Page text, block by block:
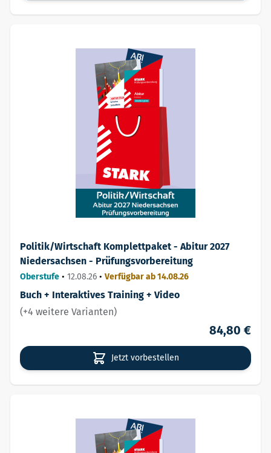
Politik/Wirtschaft Komplettpaket - Abitur 2027
Niedersachsen - Prüfungsvorbereitung
Oberstufe • 12.08.26 • Verfügbar ab 14.08.26
Buch + Interaktives Training + Video
(+4 weitere Varianten)
84,80 €
Jetzt vorbestellen